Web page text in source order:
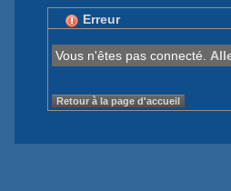
Erreur
Vous n'êtes pas connecté.
Retour à la page d'accueil